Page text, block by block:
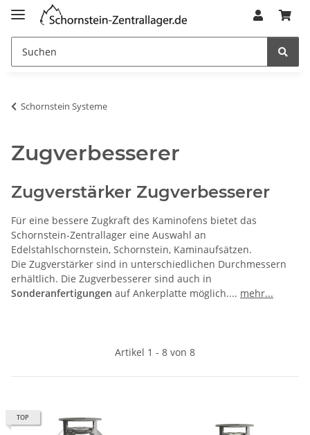
Schornstein Systeme
Zugverbesserer
Zugverstärker Zugverbesserer
Für eine bessere Zugkraft des Kaminofens bietet das
Schornstein-Zentrallager eine Auswahl an
Edelstahlschornstein, Schornstein, Kaminaufsätzen.
Die Zugverstärker sind in unterschiedlichen Durchmessern
erhältlich. Die Zugverbesserer sind auch in
Sonderanfertigungen auf Ankerplatte möglich.... mehr...
Artikel 1 - 8 von 8
TOP